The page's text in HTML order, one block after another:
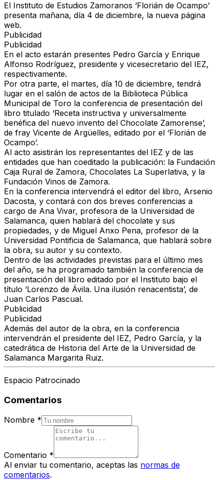
El Instituto de Estudios Zamoranos ‘Florián de Ocampo’
presenta mañana, día 4 de diciembre, la nueva página
web.
Publicidad
Publicidad
En el acto estarán presentes Pedro García y Enrique
Alfonso Rodríguez, presidente y vicesecretario del IEZ,
respectivamente.
Por otra parte, el martes, día 10 de diciembre, tendrá
lugar en el salón de actos de la Biblioteca Pública
Municipal de Toro la conferencia de presentación del
libro titulado ‘Receta instructiva y universalmente
benéfica del nuevo invento del Chocolate Zamorense’,
de fray Vicente de Argüelles, editado por el ‘Florián de
Ocampo’.
Al acto asistirán los representantes del IEZ y de las
entidades que han coeditado la publicación: la Fundación
Caja Rural de Zamora, Chocolates La Superlativa, y la
Fundación Vinos de Zamora.
En la conferencia intervendrá el editor del libro, Arsenio
Dacosta, y contará con dos breves conferencias a
cargo de Ana Vivar, profesora de la Universidad de
Salamanca, quien hablará del chocolate y sus
propiedades, y de Miguel Anxo Pena, profesor de la
Universidad Pontificia de Salamanca, que hablará sobre
la obra, su autor y su contexto.
Dentro de las actividades previstas para el último mes
del año, se ha programado también la conferencia de
presentación del libro editado por el Instituto bajo el
título ‘Lorenzo de Ávila. Una ilusión renacentista’, de
Juan Carlos Pascual.
Publicidad
Publicidad
Además del autor de la obra, en la conferencia
intervendrán el presidente del IEZ, Pedro García, y la
catedrática de Historia del Arte de la Universidad de
Salamanca Margarita Ruiz.
Espacio Patrocinado
Comentarios
Nombre *
Comentario *
Al enviar tu comentario, aceptas las normas de
comentarios.